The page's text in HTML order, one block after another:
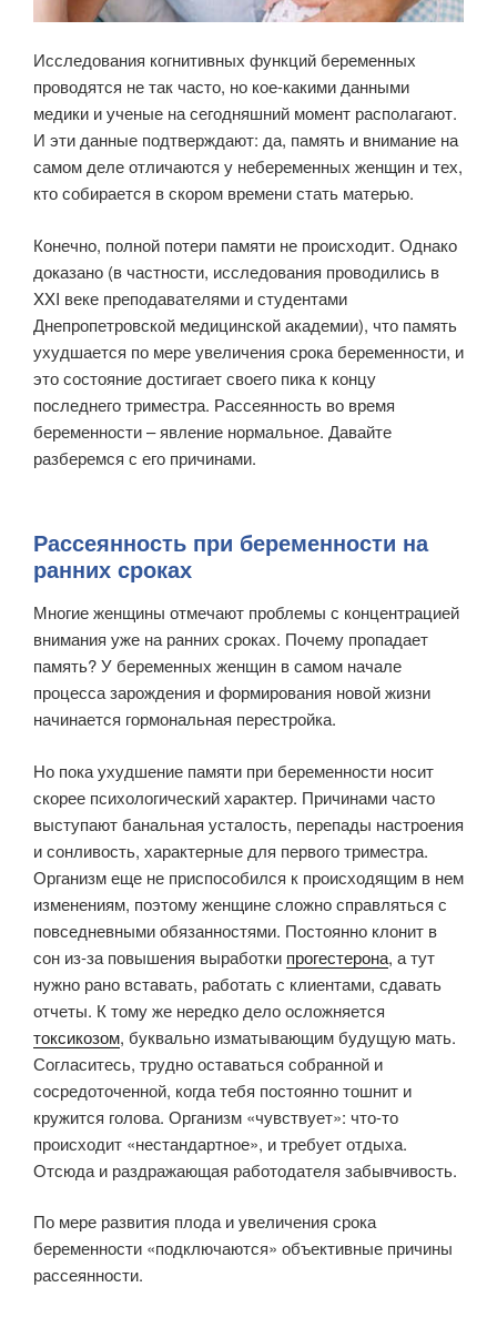
Исследования когнитивных функций беременных
проводятся не так часто, но кое-какими данными
медики и ученые на сегодняшний момент располагают.
И эти данные подтверждают: да, память и внимание на
самом деле отличаются у небеременных женщин и тех,
кто собирается в скором времени стать матерью.
Конечно, полной потери памяти не происходит. Однако
доказано (в частности, исследования проводились в
XXI веке преподавателями и студентами
Днепропетровской медицинской академии), что память
ухудшается по мере увеличения срока беременности, и
это состояние достигает своего пика к концу
последнего триместра. Рассеянность во время
беременности – явление нормальное. Давайте
разберемся с его причинами.
Рассеянность при беременности на
ранних сроках
Многие женщины отмечают проблемы с концентрацией
внимания уже на ранних сроках. Почему пропадает
память? У беременных женщин в самом начале
процесса зарождения и формирования новой жизни
начинается гормональная перестройка.
Но пока ухудшение памяти при беременности носит
скорее психологический характер. Причинами часто
выступают банальная усталость, перепады настроения
и сонливость, характерные для первого триместра.
Организм еще не приспособился к происходящим в нем
изменениям, поэтому женщине сложно справляться с
повседневными обязанностями. Постоянно клонит в
сон из-за повышения выработки прогестерона, а тут
нужно рано вставать, работать с клиентами, сдавать
отчеты. К тому же нередко дело осложняется
токсикозом, буквально изматывающим будущую мать.
Согласитесь, трудно оставаться собранной и
сосредоточенной, когда тебя постоянно тошнит и
кружится голова. Организм «чувствует»: что-то
происходит «нестандартное», и требует отдыха.
Отсюда и раздражающая работодателя забывчивость.
По мере развития плода и увеличения срока
беременности «подключаются» объективные причины
рассеянности.